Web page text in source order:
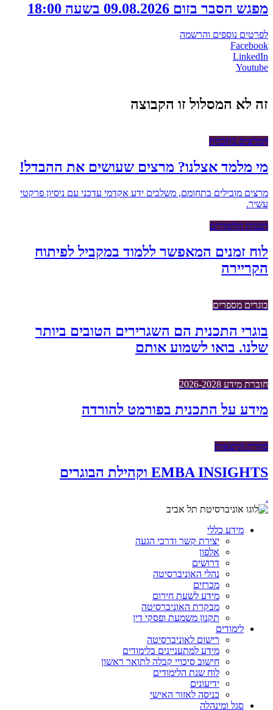
מפגש הסבר בזום 09.08.2026 בשעה 18:00
לפרטים נוספים והרשמה
Facebook
LinkedIn
Youtube
זה לא המסלול זו הקבוצה
המרצים בתכנית
מי מלמד אצלנו? מרצים שעושים את ההבדל!
מרצים מובילים בתחומם, משלבים ידע אקדמי עדכני עם ניסיון פרקטי
עשיר.
תכנית הלימודים
לוח זמנים המאפשר ללמוד במקביל לפיתוח
הקריירה
בוגרים מספרים
בוגרי התכנית הם השגרירים הטובים ביותר
שלנו. בואו לשמוע אותם
חוברת מידע 2026-2028
מידע על התכנית בפורמט להורדה
סדרת הרצאות
EMBA INSIGHTS וקהילת הבוגרים
.
מידע כללי
יצירת קשר ודרכי הגעה
אלפון
דרושים
נהלי האוניברסיטה
מכרזים
מידע לשעת חירום
מבקרת האוניברסיטה
תקנון משמעת ופסקי דין
לימודים
רישום לאוניברסיטה
מידע למתעניינים בלימודים
חישוב סיכויי קבלה לתואר ראשון
לוח שנת הלימודים
ידיעונים
כניסה לאזור האישי
סגל ומינהלה